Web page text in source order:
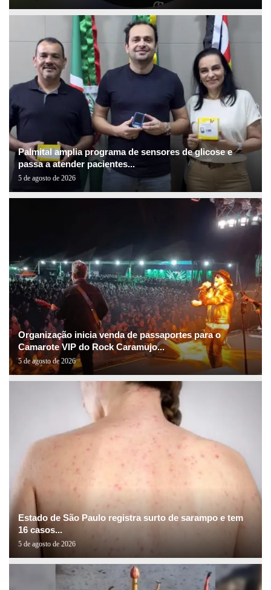
Palmital amplia programa de sensores de glicose e
passa a atender pacientes...
5 de agosto de 2026
Organização inicia venda de passaportes para o
Camarote VIP do Rock Caramujo...
5 de agosto de 2026
Estado de São Paulo registra surto de sarampo e tem
16 casos...
5 de agosto de 2026